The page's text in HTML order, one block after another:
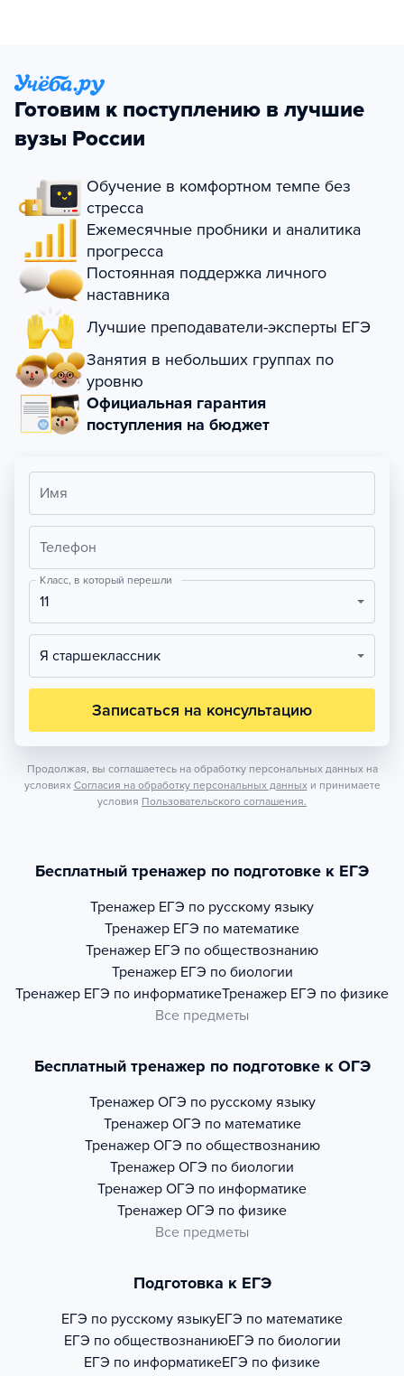
Готовим к поступлению в лучшие
вузы России
Обучение в комфортном темпе без
стресса
Ежемесячные пробники и аналитика
прогресса
Постоянная поддержка личного
наставника
Лучшие преподаватели-эксперты ЕГЭ
Занятия в небольших группах по
уровню
Официальная гарантия
поступления на бюджет
Имя
Телефон
Класс, в который перешли
11
Я старшеклассник
Записаться на консультацию
Продолжая, вы соглашаетесь на обработку персональных данных на
условиях Согласия на обработку персональных данных и принимаете
условия Пользовательского соглашения.
Бесплатный тренажер по подготовке к ЕГЭ
Тренажер ЕГЭ по русскому языку
Тренажер ЕГЭ по математике
Тренажер ЕГЭ по обществознанию
Тренажер ЕГЭ по биологии
Тренажер ЕГЭ по информатикеТренажер ЕГЭ по физике
Все предметы
Бесплатный тренажер по подготовке к ОГЭ
Тренажер ОГЭ по русскому языку
Тренажер ОГЭ по математике
Тренажер ОГЭ по обществознанию
Тренажер ОГЭ по биологии
Тренажер ОГЭ по информатике
Тренажер ОГЭ по физике
Все предметы
Подготовка к ЕГЭ
ЕГЭ по русскому языкуЕГЭ по математике
ЕГЭ по обществознаниюЕГЭ по биологии
ЕГЭ по информатикеЕГЭ по физике